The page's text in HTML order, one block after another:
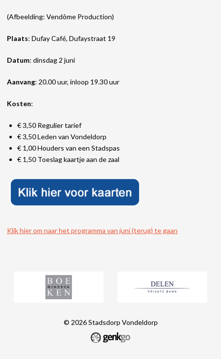
(Afbeelding: Vendôme Production)
Plaats: Dufay Café, Dufaystraat 19
Datum: dinsdag 2 juni
Aanvang: 20.00 uur, inloop 19.30 uur
Kosten:
€ 3,50 Regulier tarief
€ 3,50 Leden van Vondeldorp
€ 1,00 Houders van een Stadspas
€ 1,50 Toeslag kaartje aan de zaal
Klik hier om naar het programma van juni (terug) te gaan
© 2026Stadsdorp Vondeldorp